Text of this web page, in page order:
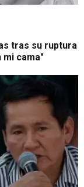
tras su ruptura
mi cama"